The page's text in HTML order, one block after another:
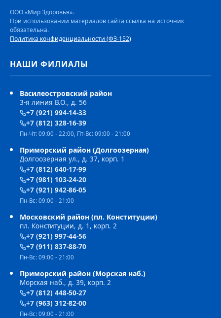
ООО «Мир Здоровья».
При использовании материалов сайта ссылка на источник
обязательна.
Политика конфиденциальности (ФЗ-152)
НАШИ ФИЛИАЛЫ
Василеостровский район
3-я линия В.О., д. 56
+7 (921) 994-14-33
+7 (812) 328-16-39
Пн-Чт: 09:00 - 22:00, Пт-Вс: 09:00 - 21:00
Приморский район (Долгоозерная)
Долгоозерная ул., д. 37, корп. 1
+7 (812) 640-17-99
+7 (981) 103-24-20
+7 (921) 942-86-05
Пн-Вс: 09:00 - 21:00
Московский район (пл. Конституции)
пл. Конституции, д. 1, корп. 2
+7 (921) 997-44-56
+7 (911) 837-88-70
Пн-Вс: 09:00 - 21:00
Приморский район (Морская наб.)
Морская наб., д. 39, корп. 2
+7 (812) 448-50-27
+7 (963) 312-82-00
Пн-Вс: 09:00 - 21:00